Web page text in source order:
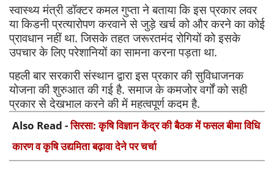
स्वास्थ्य मंत्री डॉक्टर कमल गुप्ता ने बताया कि इस प्रकार लवर
या किडनी प्रत्यारोपण करवाने से जुड़े खर्च को और करने का कोई
प्रावधान नहीं था. जिसके तहत जरूरतमंद रोगियों को इसके
उपचार के लिए परेशानियों का सामना करना पड़ता था.
पहली बार सरकारी संस्थान द्वारा इस प्रकार की सुविधाजनक
योजना की शुरुआत की गई है. समाज के कमजोर वर्गों को सही
प्रकार से देखभाल करने की में महत्वपूर्ण कदम है.
Also Read -सिरसा: कृषि विज्ञान केंद्र की बैठक में फसल बीमा विधि
कारण व कृषि उद्यमिता बढ़ावा देने पर चर्चा